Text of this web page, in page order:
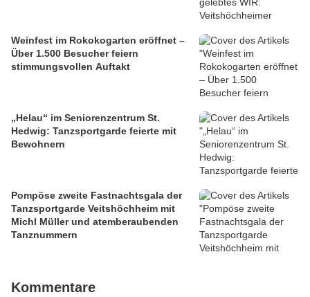
Weinfest im Rokokogarten eröffnet –
Über 1.500 Besucher feiern
stimmungsvollen Auftakt
„Helau“ im Seniorenzentrum St.
Hedwig: Tanzsportgarde feierte mit
Bewohnern
Pompöse zweite Fastnachtsgala der
Tanzsportgarde Veitshöchheim mit
Michl Müller und atemberaubenden
Tanznummern
Kommentare